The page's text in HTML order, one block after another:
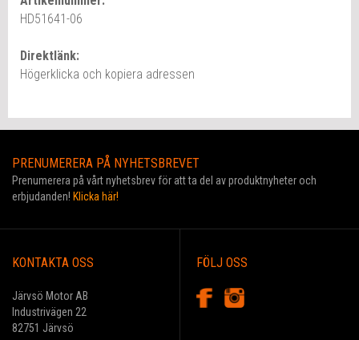
HD51641-06
Direktlänk:
Högerklicka och kopiera adressen
PRENUMERERA PÅ NYHETSBREVET
Prenumerera på vårt nyhetsbrev för att ta del av produktnyheter och
erbjudanden! Klicka här!
KONTAKTA OSS
Järvsö Motor AB
Industrivägen 22
82751 Järvsö
FÖLJ OSS